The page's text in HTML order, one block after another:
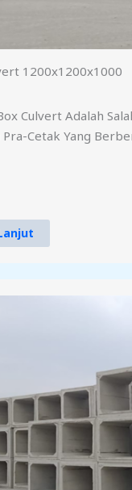
1200x1200x1000
Culvert Adalah
Cetak Yang